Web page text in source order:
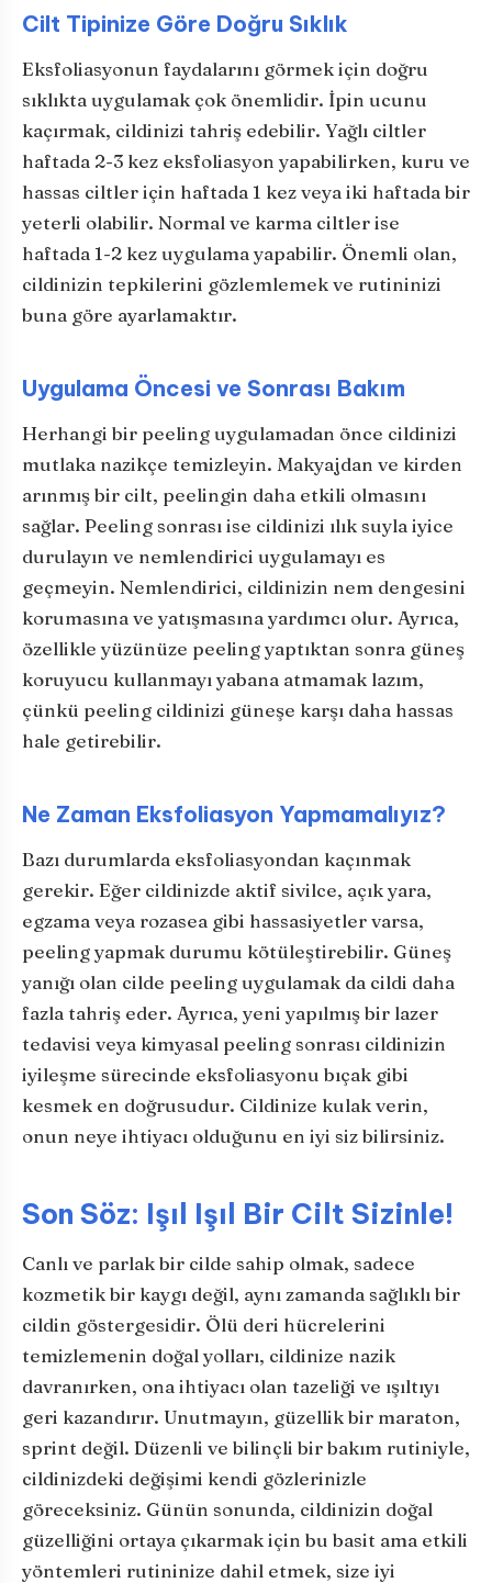
Cilt Tipinize Göre Doğru Sıklık
Eksfoliasyonun faydalarını görmek için doğru
sıklıkta uygulamak çok önemlidir. İpin ucunu
kaçırmak, cildinizi tahriş edebilir. Yağlı ciltler
haftada 2-3 kez eksfoliasyon yapabilirken, kuru ve
hassas ciltler için haftada 1 kez veya iki haftada bir
yeterli olabilir. Normal ve karma ciltler ise
haftada 1-2 kez uygulama yapabilir. Önemli olan,
cildinizin tepkilerini gözlemlemek ve rutininizi
buna göre ayarlamaktır.
Uygulama Öncesi ve Sonrası Bakım
Herhangi bir peeling uygulamadan önce cildinizi
mutlaka nazikçe temizleyin. Makyajdan ve kirden
arınmış bir cilt, peelingin daha etkili olmasını
sağlar. Peeling sonrası ise cildinizi ılık suyla iyice
durulayın ve nemlendirici uygulamayı es
geçmeyin. Nemlendirici, cildinizin nem dengesini
korumasına ve yatışmasına yardımcı olur. Ayrıca,
özellikle yüzünüze peeling yaptıktan sonra güneş
koruyucu kullanmayı yabana atmamak lazım,
çünkü peeling cildinizi güneşe karşı daha hassas
hale getirebilir.
Ne Zaman Eksfoliasyon Yapmamalıyız?
Bazı durumlarda eksfoliasyondan kaçınmak
gerekir. Eğer cildinizde aktif sivilce, açık yara,
egzama veya rozasea gibi hassasiyetler varsa,
peeling yapmak durumu kötüleştirebilir. Güneş
yanığı olan cilde peeling uygulamak da cildi daha
fazla tahriş eder. Ayrıca, yeni yapılmış bir lazer
tedavisi veya kimyasal peeling sonrası cildinizin
iyileşme sürecinde eksfoliasyonu bıçak gibi
kesmek en doğrusudur. Cildinize kulak verin,
onun neye ihtiyacı olduğunu en iyi siz bilirsiniz.
Son Söz: Işıl Işıl Bir Cilt Sizinle!
Canlı ve parlak bir cilde sahip olmak, sadece
kozmetik bir kaygı değil, aynı zamanda sağlıklı bir
cildin göstergesidir. Ölü deri hücrelerini
temizlemenin doğal yolları, cildinize nazik
davranırken, ona ihtiyacı olan tazeliği ve ışıltıyı
geri kazandırır. Unutmayın, güzellik bir maraton,
sprint değil. Düzenli ve bilinçli bir bakım rutiniyle,
cildinizdeki değişimi kendi gözlerinizle
göreceksiniz. Günün sonunda, cildinizin doğal
güzelliğini ortaya çıkarmak için bu basit ama etkili
yöntemleri rutininize dahil etmek, size iyi